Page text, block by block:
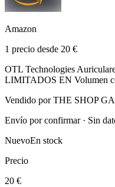
Amazon
1 precio desde 20 €
OTL Technologies
LIMITADOS EN Volumen
Vendido por THE SHOP
Envío por confirmar · Sin
NuevoEn stock
Precio
20 €